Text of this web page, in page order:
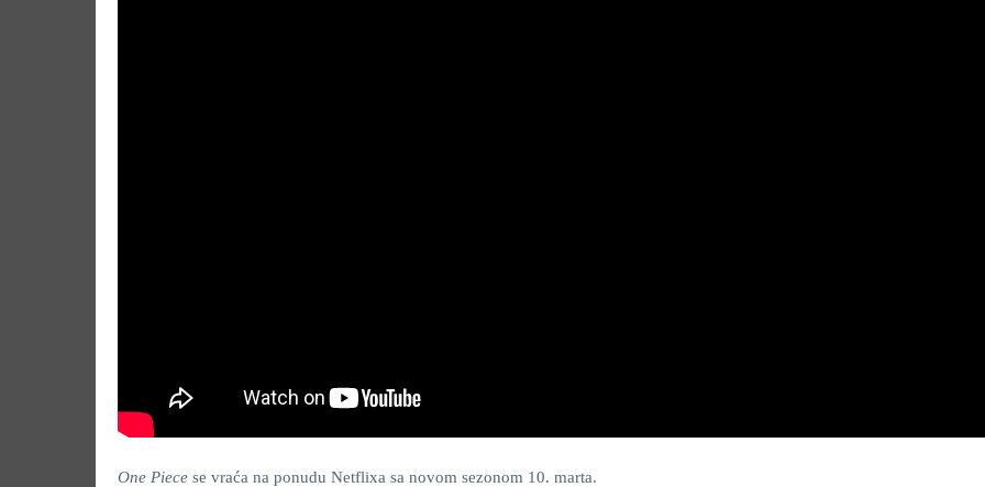
One Piece se vraća na ponudu Netflixa sa novom sezonom 10. marta.